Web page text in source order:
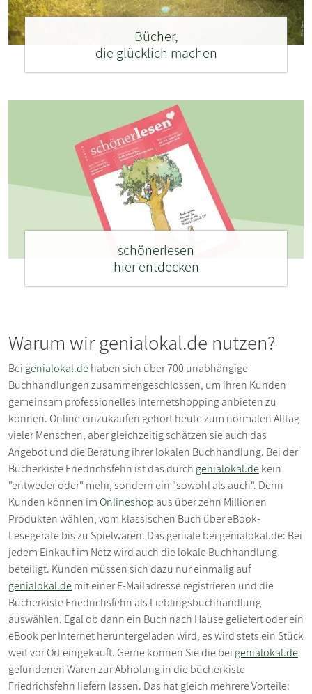
Bücher,
die glücklich machen
schönerlesen
hier entdecken
Warum wir genialokal.de nutzen?
Bei genialokal.dehaben sich über 700 unabhängige
Buchhandlungen zusammengeschlossen, um ihren Kunden
gemeinsam professionelles Internetshopping anbieten zu
können. Online einzukaufen gehört heute zum normalen Alltag
vieler Menschen, aber gleichzeitig schätzen sie auch das
Angebot und die Beratung ihrer lokalen Buchhandlung. Bei der
Bücherkiste Friedrichsfehn ist das durch genialokal.dekein
"entweder oder" mehr, sondern ein "sowohl als auch". Denn
Kunden können imOnlineshop aus über zehn Millionen
Produkten wählen, vom klassischen Buch über eBook-
Lesegeräte bis zu Spielwaren. Das geniale bei genialokal.de: Bei
jedem Einkauf im Netz wird auch die lokale Buchhandlung
beteiligt. Kunden müssen sich dazu nur einmalig auf
genialokal.demit einer E-Mailadresse registrieren und die
Bücherkiste Friedrichsfehn als Lieblingsbuchhandlung
auswählen. Egal ob dann ein Buch nach Hause geliefert oder ein
eBook per Internet heruntergeladen wird, es wird stets ein Stück
weit vor Ort eingekauft. Gerne können Sie die bei genialokal.de
gefundenen Waren zur Abholung in die bücherkiste
Friedrichsfehn liefern lassen. Das hat gleich mehrere Vorteile: